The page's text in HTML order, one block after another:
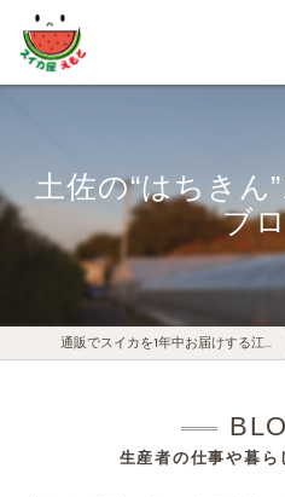
土佐の“はちきん
ブ
通販でスイカを1年中お届けする江本農園
生産者の仕事や暮